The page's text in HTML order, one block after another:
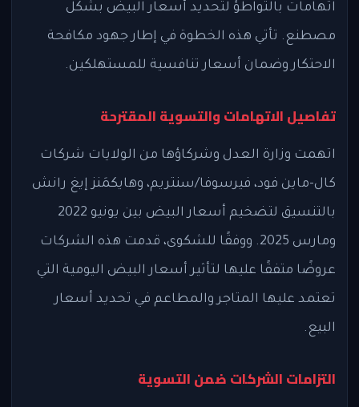
اتهامات بالتواطؤ لتحديد أسعار البيض بشكل
مصطنع. تأتي هذه الخطوة في إطار جهود مكافحة
الاحتكار وضمان أسعار تنافسية للمستهلكين.
تفاصيل الاتهامات والتسوية المقترحة
اتهمت وزارة العدل وشركاؤها من الولايات شركات
كال-ماين فود، فيرسوفا/سنتريم، وهايكمَنز إيغ رانش
بالتنسيق لتضخيم أسعار البيض بين يونيو 2022
ومارس 2025. ووفقًا للشكوى، قدمت هذه الشركات
عروضًا متفقًا عليها لتأثير أسعار البيض اليومية التي
تعتمد عليها المتاجر والمطاعم في تحديد أسعار
البيع.
التزامات الشركات ضمن التسوية